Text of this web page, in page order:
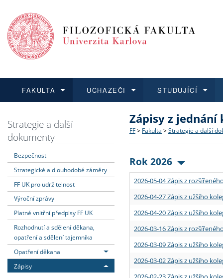
FAKULTA
Dozvědět se více
Struktura a historie
Strategie a další
Podpora a benefity pro
Absolventi fakulty
UCHAZEČI
Podat přihlášku
Co studovat a jak se
Učitelské studijní
Informace k průběhu
STUDUJÍCÍ
Dozvědět se více
Bakalářské a magisterské
Doktorské studium
Rigorózní řízení
Dozvědět se více
O vědě a výzkumu na FF
Akademické kvalifikace
Granty a projekty
Dozvědět se více
Aktuální nabídky a
Vyjíždějící studenti
Přijíždějící studenti
Vyjíždějící zaměstnanci
Strategie a další
dokumenty
Bezpečnost
Strategické a dlouhodobé záměry
FF UK pro udržitelnost
Výroční zprávy
Platné vnitřní předpisy FF UK
Rozhodnutí a sdělení děkana,
opatření a sdělení tajemníka
Opatření děkana
Zápisy
Zápisy z jednání
FF > Fakulta > Strategie a další
Rok 2026
2026-05-04 Zápis z
2026-04-27 Zápis z užšího
2026-04-20 Zápis z užšího
2026-03-16 Zápis z
2026-03-09 Zápis z užšího
2026-03-02 Zápis z užšího